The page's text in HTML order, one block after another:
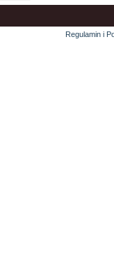
Regulamin i